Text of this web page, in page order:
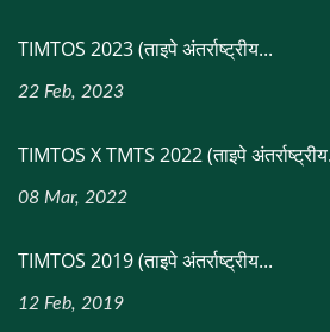
TIMTOS 2023 (ताइपे अंतर्राष्ट्रीय...
22 Feb, 2023
TIMTOS X TMTS 2022 (ताइपे
08 Mar, 2022
TIMTOS 2019 (ताइपे अंतर्राष्ट्रीय...
12 Feb, 2019